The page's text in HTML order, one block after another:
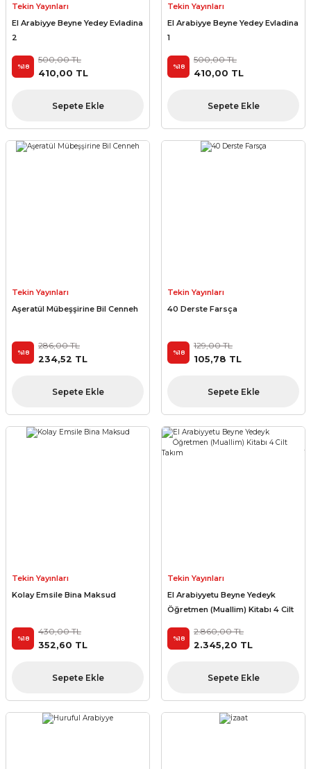
Tekin Yayınları
El Arabiyye Beyne Yedey Evladina
2
%18
500,00 TL
410,00 TL
Sepete Ekle
Tekin Yayınları
El Arabiyye Beyne Yedey Evladina
1
%18
500,00 TL
410,00 TL
Sepete Ekle
Tekin Yayınları
Aşeratül Mübeşşirine Bil Cenneh
%18
286,00 TL
234,52 TL
Sepete Ekle
Tekin Yayınları
40 Derste Farsça
%18
129,00 TL
105,78 TL
Sepete Ekle
Tekin Yayınları
Kolay Emsile Bina Maksud
%18
430,00 TL
352,60 TL
Sepete Ekle
Tekin Yayınları
El Arabiyyetu Beyne Yedeyk
Öğretmen (Muallim) Kitabı 4 Cilt
%18
2.860,00 TL
2.345,20 TL
Sepete Ekle